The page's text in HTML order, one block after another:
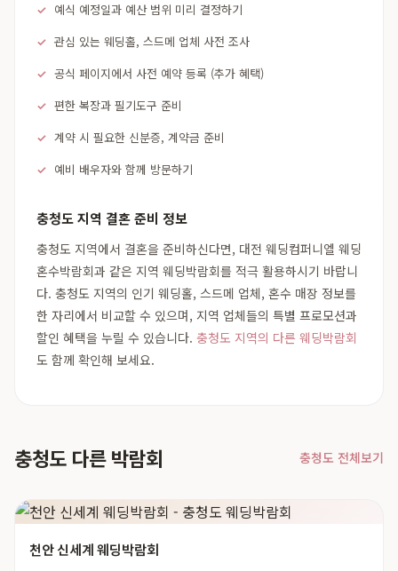
예식 예정일과 예산 범위 미리 결정하기
관심 있는 웨딩홀, 스드메 업체 사전 조사
공식 페이지에서 사전 예약 등록 (추가 혜택)
편한 복장과 필기도구 준비
계약 시 필요한 신분증, 계약금 준비
예비 배우자와 함께 방문하기
충청도 지역 결혼 준비 정보
충청도 지역에서 결혼을 준비하신다면, 대전 웨딩컴퍼니엘 웨딩
혼수박람회과 같은 지역 웨딩박람회를 적극 활용하시기 바랍니
다. 충청도 지역의 인기 웨딩홀, 스드메 업체, 혼수 매장 정보를
한 자리에서 비교할 수 있으며, 지역 업체들의 특별 프로모션과
할인 혜택을 누릴 수 있습니다. 충청도 지역의 다른 웨딩박람회
도 함께 확인해 보세요.
충청도 다른 박람회 충청도 전체보기
천안 신세계 웨딩박람회